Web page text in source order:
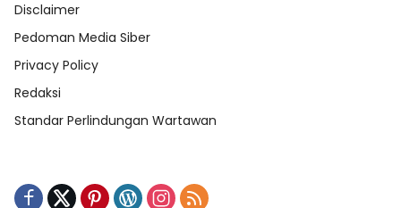
Disclaimer
Pedoman Media Siber
Privacy Policy
Redaksi
Standar Perlindungan Wartawan